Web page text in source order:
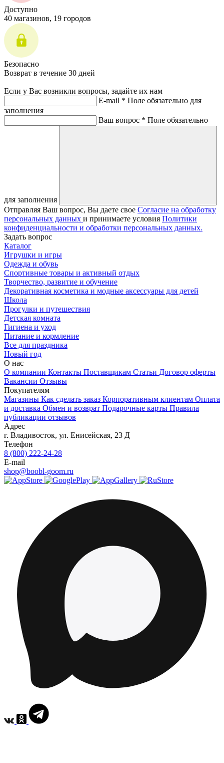
Доступно
40 магазинов, 19 городов
Безопасно
Возврат в течение 30 дней
Если у Вас возникли вопросы, задайте их нам
E-mail * Поле обязательно для
заполнения
Ваш вопрос * Поле обязательно
для заполнения
Отправляя Ваш вопрос, Вы даете свое Согласие на обработку
персональных данных и принимаете условия Политики
конфиденциальности и обработки персональных данных.
Задать вопрос
Каталог
Игрушки и игры
Одежда и обувь
Спортивные товары и активный отдых
Творчество, развитие и обучение
Декоративная косметика и модные аксессуары для детей
Школа
Прогулки и путешествия
Детская комната
Гигиена и уход
Питание и кормление
Все для праздника
Новый год
О нас
О компании Контакты Поставщикам Статьи Договор оферты
Вакансии Отзывы
Покупателям
Магазины Как сделать заказ Корпоративным клиентам Оплата
и доставка Обмен и возврат Подарочные карты Правила
публикации отзывов
Адрес
г. Владивосток, ул. Енисейская, 23 Д
Телефон
8 (800) 222-24-28
E-mail
shop@boobl-goom.ru